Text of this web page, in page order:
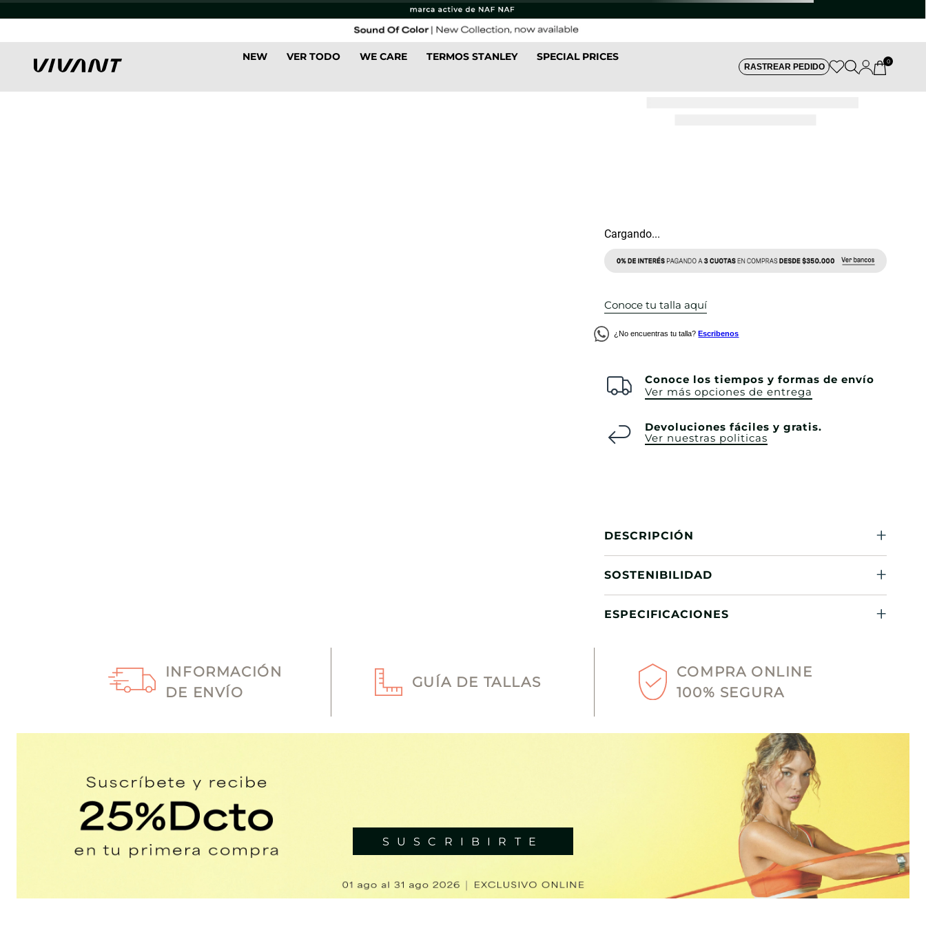
NEW VER TODO WE CARE TERMOS STANLEY SPECIAL PRICES
RASTREAR PEDIDO
0
Cargando...
Conoce tu talla aquí
¿No encuentras tu talla? Escribenos
Conoce los tiempos y formas de envío
Ver más opciones de entrega
Devoluciones fáciles y gratis.
Ver nuestras politicas
DESCRIPCIÓN
SOSTENIBILIDAD
ESPECIFICACIONES
INFORMACIÓN
DE ENVÍO
GUÍA DE TALLAS
COMPRA ONLINE
100% SEGURA
SUSCRIBIRTE